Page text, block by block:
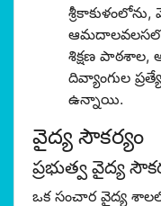
శిక్షణ పాఠశాల,
దివ్యాంగుల
ఉన్నాయి.
వైద్య సౌకర్యం
ప్రభుత్వ వైద్య
ఒక సంచార వైద్య శాలలో